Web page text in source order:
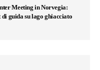
Meeting in Norvegia:
di guida su lago ghiacciato